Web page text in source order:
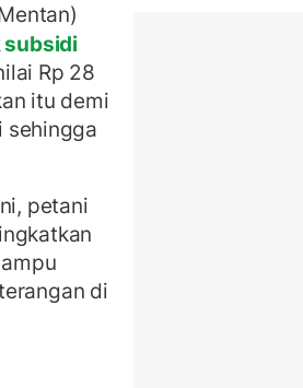
subsidi
Rp 28
itu demi
sehingga
petani
di